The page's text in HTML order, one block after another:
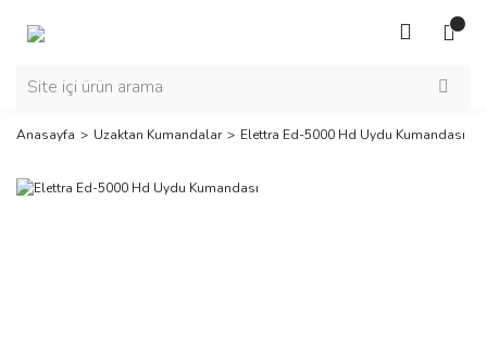
Anasayfa Uzaktan Kumandalar Elettra Ed-5000 Hd Uydu Kumandası